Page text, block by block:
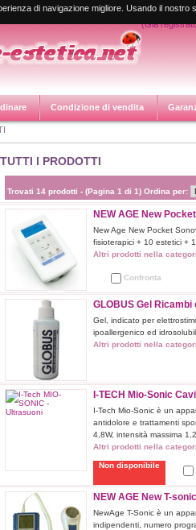
di navigazione migliore. Usando ilRegistrati e
(Già
Condizione di vendita
TUTTI I PRODOTTI
Trovati 14 prodotti - (Pagina 1 di 1) Ordina per:
NEW AGE New
New Age New Pocket
fisioterapici + 10 estetici +
Altri prodotti nella
Confronta
GLOBUS Gel
Gel, indicato per
ipoallergenico ed
Altri prodotti nella
I-TECH Mio-Sonic
I-Tech Mio-Sonic è un
antidolore e trattamenti
4,8W, intensità massima
Altri prodotti nella
Non disponibile
NEW AGE New T-
NewAge T-Sonic è un
indipendenti, numero